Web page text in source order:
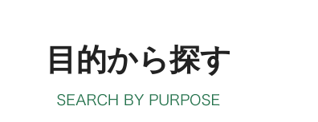
目的から探す